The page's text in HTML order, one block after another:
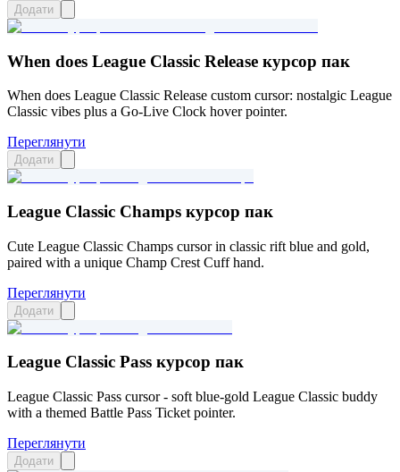
Додати
When does League Classic Release курсор пак
When does League Classic Release custom cursor: nostalgic League
Classic vibes plus a Go-Live Clock hover pointer.
Переглянути
Додати
League Classic Champs курсор пак
Cute League Classic Champs cursor in classic rift blue and gold,
paired with a unique Champ Crest Cuff hand.
Переглянути
Додати
League Classic Pass курсор пак
League Classic Pass cursor - soft blue-gold League Classic buddy
with a themed Battle Pass Ticket pointer.
Переглянути
Додати